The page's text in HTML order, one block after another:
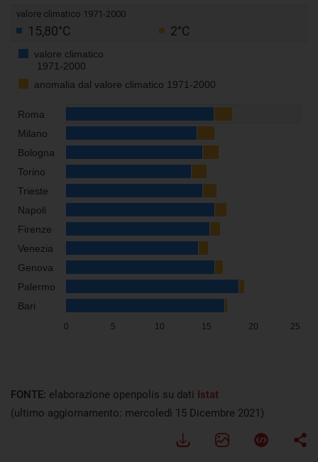
FONTE: elaborazione openpolis su dati Istat
(ultimo aggiornamento: mercoledì 15 Dicembre 2021)